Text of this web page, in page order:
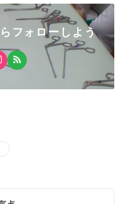
フォローしよう